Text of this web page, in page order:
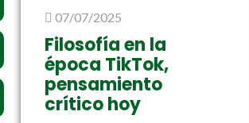
07/07/2025
Filosofía en la
época TikTok,
pensamiento
crítico hoy